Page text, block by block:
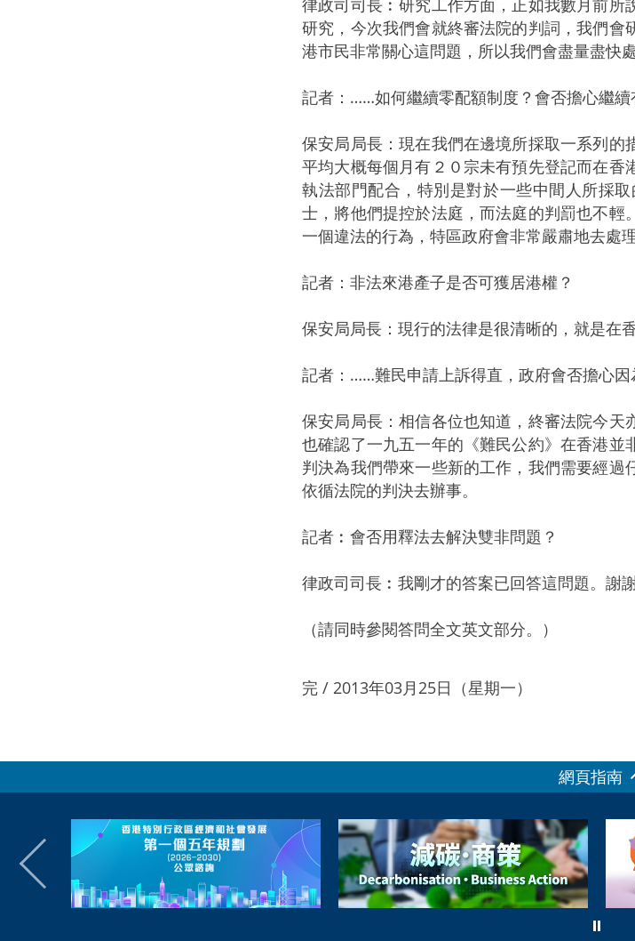
律政司司長︰研究工作方面，正如我數月前
研究，今次我們會就終審法院的判詞，我們
港市民非常關心這問題，所以我們會盡量盡快處
記者：……如何繼續零配額制度？會否擔心繼
保安局局長：現在我們在邊境所採取一系列的
平均大概每個月有２０宗未有預先登記而在
執法部門配合，特別是對於一些中間人所採
士，將他們提控於法庭，而法庭的判罰也不
一個違法的行為，特區政府會非常嚴肅地去處理
記者：非法來港產子是否可獲居港權？
保安局局長：現行的法律是很清晰的，就是在
記者：……難民申請上訴得直，政府會否擔心因
保安局局長：相信各位也知道，終審法院今
也確認了一九五一年的《難民公約》在香港
判決為我們帶來一些新的工作，我們需要經
依循法院的判決去辦事。
記者︰會否用釋法去解決雙非問題？
律政司司長︰我剛才的答案已回答這問題。謝謝
（請同時參閱答問全文英文部分。）
完 / 2013年03月25日（星期一）
網頁指南